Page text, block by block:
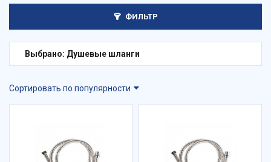
ФИЛЬТР
Выбрано: Душевые шланги
Сортировать по популярности